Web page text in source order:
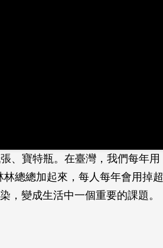
、寶特瓶。在臺灣，我們每年用
總總加起來，每人每年會用掉超
，變成生活中一個重要的課題。